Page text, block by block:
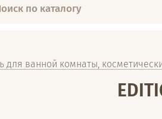
для ванной комнаты,